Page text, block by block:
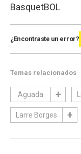
BasquetBOL
¿Encontraste un error?
Temas relacionados
Aguada
Larre Borges